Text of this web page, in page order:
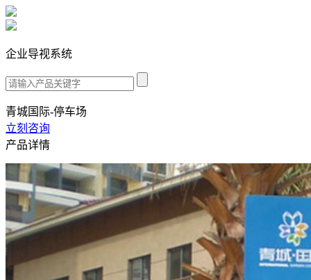
企业导视系统
青城国际-停车场
立刻咨询
产品详情